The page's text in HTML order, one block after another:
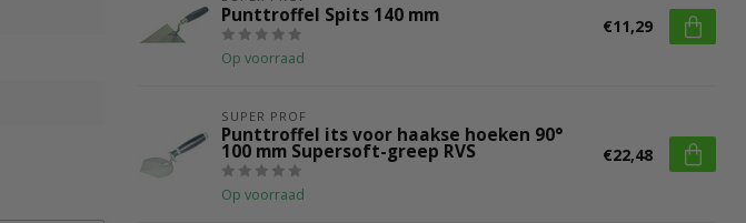
Punttroffel Spits 140 mm
Op voorraad
€11,29
SUPER PROF
Punttroffel its voor haakse hoeken 90°
100 mm Supersoft-greep RVS
Op voorraad
€22,48